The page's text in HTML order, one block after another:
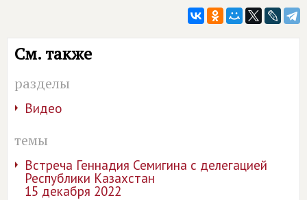
См. также
разделы
Видео
темы
Встреча Геннадия Семигина с делегацией
Республики Казахстан
15 декабря 2022